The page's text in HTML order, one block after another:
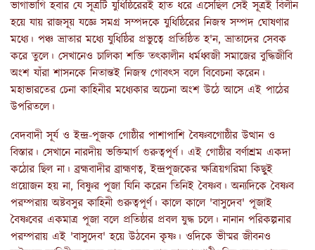
ভাগাভাগি হবার যে সূত্রটি যুধিষ্ঠিরেরই হাত ধরে এসেছিল সেই সূত্রই বিলীন
হয়ে যায় রাজসূয় যজ্ঞে সমগ্র সম্পদকে যুধিষ্ঠিরের নিজস্ব সম্পদ ঘোষণার
মধ্যে। পঞ্চ ভ্রাতার মধ্যে যুধিষ্ঠির প্রভুত্বে প্রতিষ্ঠিত হ'ন, ভ্রাতাদের সেবক
করে তুলে। সেখানেও চালিকা শক্তি তৎকালীন ধর্মধ্বজী সমাজের বুদ্ধিজীবি
অংশ যাঁরা শাসনকে নিতান্তই নিজস্ব গোবৎস বলে বিবেচনা করেন।
মহাভারতের চেনা কাহিনীর মধ্যেকার অচেনা অংশ উঠে আসে এই পাঠের
উপরিতলে।
বেদবাদী সূর্য ও ইন্দ্র-পূজক গোষ্ঠীর পাশাপাশি বৈষ্ণবগোষ্ঠীর উত্থান ও
বিস্তার। সেখানে নারদীয় ভক্তিমার্গ গুরুত্বপূর্ণ। এই গোষ্ঠীর বর্ণাশ্রম একদা
কঠোর ছিল না। ব্রহ্মবাদীর ব্রাহ্মণত্ব, ইন্দ্রপূজকের ক্ষত্রিয়গরিমা কিছুই
প্রয়োজন হয় না, বিষ্ণুর পূজা যিনি করেন তিনিই বৈষ্ণব। অন্যদিকে বৈষ্ণব
পরম্পরায় অষ্টবসুর কাহিনী গুরুত্বপূর্ণ। কালে কালে 'বাসুদেব' পূজাই
বৈষ্ণবের একমাত্র পূজা বলে প্রতিষ্ঠার প্রবল যুদ্ধ চলে। নানান পরিকল্পনার
পরম্পরায় এই 'বাসুদেব' হয়ে উঠবেন কৃষ্ণ। ওদিকে ভীষ্মর জীবনও